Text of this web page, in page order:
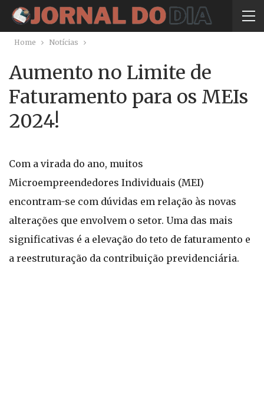
Home Notícias
Aumento no Limite de
Faturamento para os MEIs
2024!
Com a virada do ano, muitos
Microempreendedores Individuais (MEI)
encontram-se com dúvidas em relação às novas
alterações que envolvem o setor. Uma das mais
significativas é a elevação do teto de faturamento e
a reestruturação da contribuição previdenciária.